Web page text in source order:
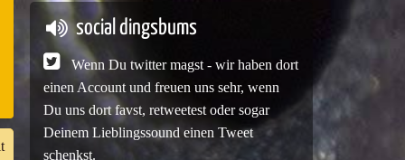
social dingsbums
Wenn Du twitter magst - wir haben dort
einen Account und freuen uns sehr, wenn
Du uns dort favst, retweetest oder sogar
Deinem Lieblingssound einen Tweet
schenkst.